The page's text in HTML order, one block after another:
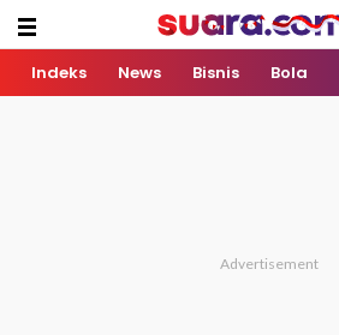
Indeks News Bisnis Bola